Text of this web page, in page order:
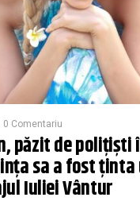
0 Comentariu
păzit de
sa a fost
Iuliei Vântur